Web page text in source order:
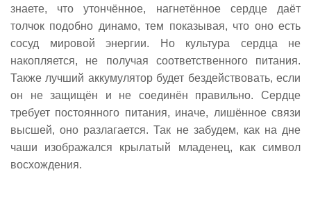
знаете, что утончённое, нагнетённое сердце даёт
толчок подобно динамо, тем показывая, что оно есть
сосуд мировой энергии. Но культура сердца не
накопляется, не получая соответственного питания.
Также лучший аккумулятор будет бездействовать, если
он не защищён и не соединён правильно. Сердце
требует постоянного питания, иначе, лишённое связи
высшей, оно разлагается. Так не забудем, как на дне
чаши изображался крылатый младенец, как символ
восхождения.